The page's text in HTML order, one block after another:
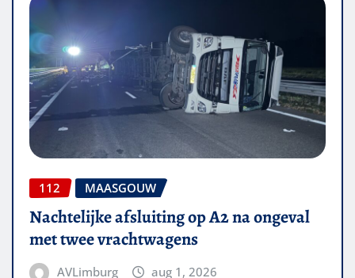
112 MAASGOUW
Nachtelijke afsluiting op A2 na ongeval
met twee vrachtwagens
AVLimburg aug 1, 2026